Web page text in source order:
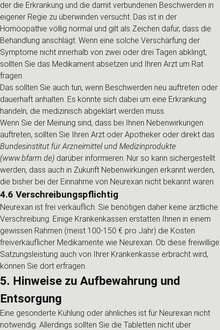
der die Erkrankung und die damit verbundenen Beschwerden in
eigener Regie zu überwinden versucht. Das ist in der
Homöopathie völlig normal und gilt als Zeichen dafür, dass die
Behandlung anschlägt. Wenn eine solche Verschärfung der
Symptome nicht innerhalb von zwei oder drei Tagen abklingt,
sollten Sie das Medikament absetzen und Ihren Arzt um Rat
fragen.
Das sollten Sie auch tun, wenn Beschwerden neu auftreten oder
dauerhaft anhalten. Es könnte sich dabei um eine Erkrankung
handeln, die medizinisch abgeklärt werden muss.
Wenn Sie der Meinung sind, dass bei Ihnen Nebenwirkungen
auftreten, sollten Sie Ihren Arzt oder Apotheker oder direkt das
Bundesinstitut für Arzneimittel und Medizinprodukte
(www.bfarm.de) darüber informieren. Nur so kann sichergestellt
werden, dass auch in Zukunft Nebenwirkungen erkannt werden,
die bisher bei der Einnahme von Neurexan nicht bekannt waren.
4.6 Verschreibungspflichtig
Neurexan ist frei verkäuflich. Sie benötigen daher keine ärztliche
Verschreibung. Einige Krankenkassen erstatten Ihnen in einem
gewissen Rahmen (meist 100-150 € pro Jahr) die Kosten
freiverkäuflicher Medikamente wie Neurexan. Ob diese freiwillige
Satzungsleistung auch von Ihrer Krankenkasse erbracht wird,
können Sie dort erfragen.
5. Hinweise zu Aufbewahrung und
Entsorgung
Eine gesonderte Kühlung oder ähnliches ist für Neurexan nicht
notwendig. Allerdings sollten Sie die Tabletten nicht über